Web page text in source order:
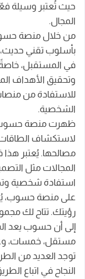
حيث تُعتبر وسيلة
المجال.
من خلال منصة
بأسلوب تقني
في المستقبل،
وتحقيق الأهداف
للاستفادة من
الشخصية.
ظهرت منصة حسوب
لاستكشاف الطاقات
مصالحها. يُعتبر
المجالات مثل
استفادة شخصية
على منصة حسوب،
رؤيتك. تتاح لك
إلى أن حسوب يعد
مستقل، خمسات،
توجد العديد من
النجاح في اتباع